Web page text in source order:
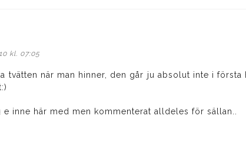
kl. 07:05
tvätten när man hinner, den går ju absolut inte i
e inne här med men kommenterat alldeles för sällan..